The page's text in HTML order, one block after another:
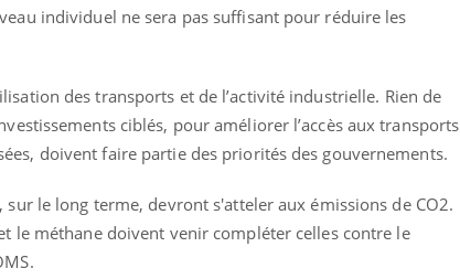
individuel ne sera pas suffisant pour réduire les
des transports et de l’activité industrielle. Rien de
ciblés, pour améliorer l’accès aux transports
doivent faire partie des priorités des gouvernements.
le long terme, devront s'atteler aux émissions de CO2.
le méthane doivent venir compléter celles contre le